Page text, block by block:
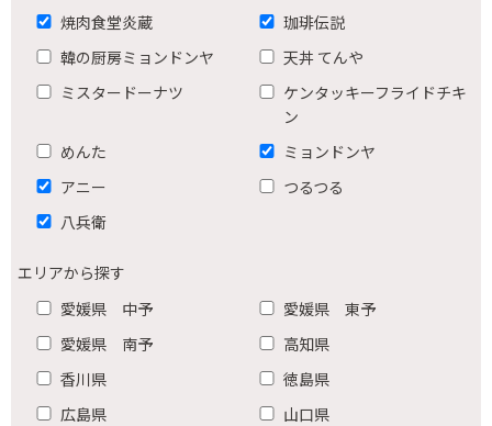
焼肉食堂炎蔵
珈琲伝説
韓の厨房ミョンドンヤ
天丼 てんや
ミスタードーナツ
ケンタッキーフライドチキ
ン
めんた
ミョンドンヤ
アニー
つるつる
八兵衛
エリアから探す
愛媛県 中予
愛媛県 東予
愛媛県 南予
高知県
香川県
徳島県
広島県
山口県